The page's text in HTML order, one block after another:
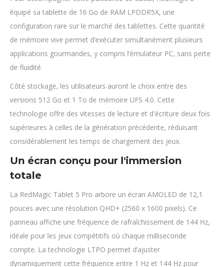
équipé sa tablette de 16 Go de RAM LPDDR5X, une
configuration rare sur le marché des tablettes. Cette quantité
de mémoire vive permet d’exécuter simultanément plusieurs
applications gourmandes, y compris l’émulateur PC, sans perte
de fluidité.
Côté stockage, les utilisateurs auront le choix entre des
versions 512 Go et 1 To de mémoire UFS 4.0. Cette
technologie offre des vitesses de lecture et d'écriture deux fois
supérieures à celles de la génération précédente, réduisant
considérablement les temps de chargement des jeux.
Un écran conçu pour l'immersion
totale
La RedMagic Tablet 5 Pro arbore un écran AMOLED de 12,1
pouces avec une résolution QHD+ (2560 x 1600 pixels). Ce
panneau affiche une fréquence de rafraîchissement de 144 Hz,
idéale pour les jeux compétitifs où chaque milliseconde
compte. La technologie LTPO permet d’ajuster
dynamiquement cette fréquence entre 1 Hz et 144 Hz pour